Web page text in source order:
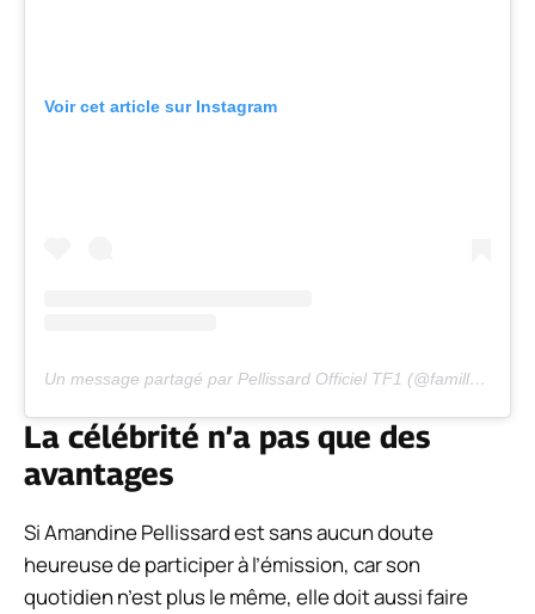
Voir cet article sur Instagram
Un message partagé par Pellissard Officiel TF1 (@famille.pellissard.tf1)
La célébrité n’a pas que des
avantages
Si Amandine Pellissard est sans aucun doute
heureuse de participer à l’émission, car son
quotidien n’est plus le même, elle doit aussi faire